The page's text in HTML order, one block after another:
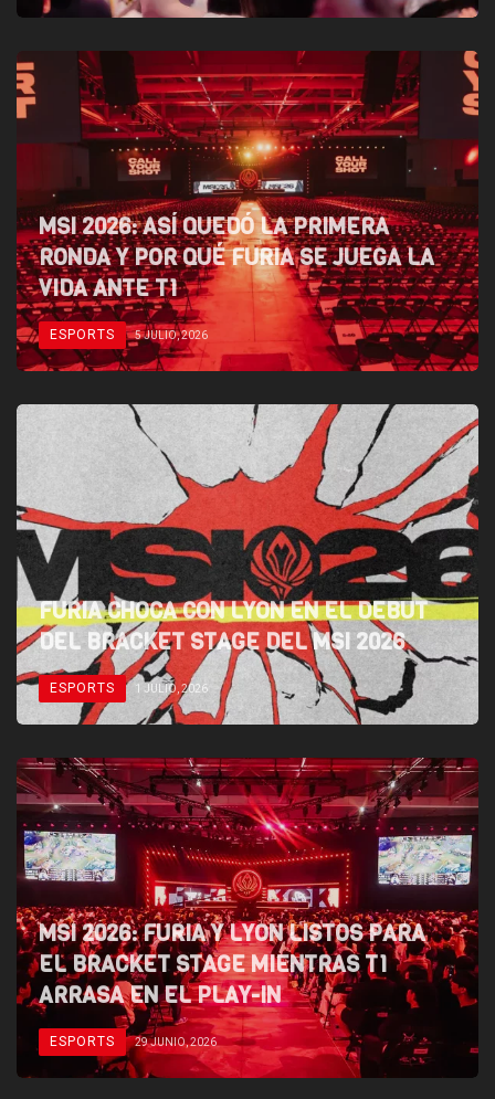
ESPORTS 5 JULIO, 2026
MSI 2026: ASÍ QUEDÓ LA PRIMERA
RONDA Y POR QUÉ FURIA SE JUEGA LA
VIDA ANTE T1
ESPORTS 1 JULIO, 2026
FURIA CHOCA CON LYON EN EL DEBUT
DEL BRACKET STAGE DEL MSI 2026
ESPORTS 29 JUNIO, 2026
MSI 2026: FURIA Y LYON LISTOS PARA
EL BRACKET STAGE MIENTRAS T1
ARRASA EN EL PLAY-IN